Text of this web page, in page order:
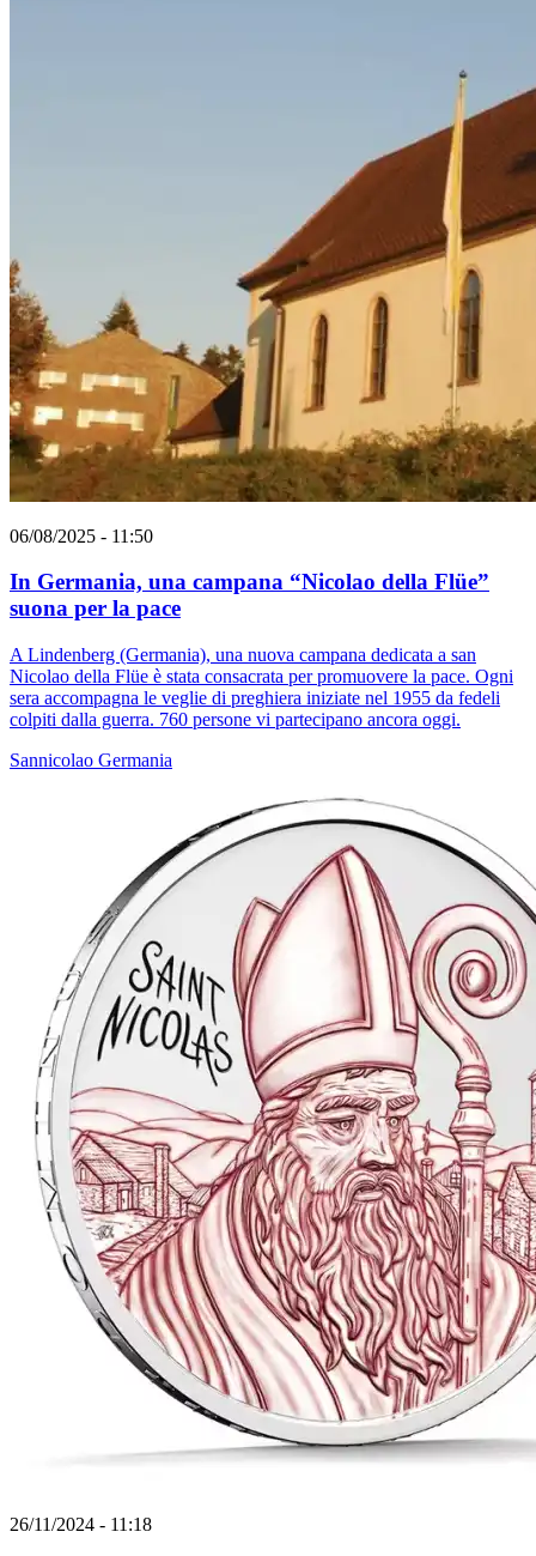
06/08/2025 - 11:50
In Germania, una campana “Nicolao della Flüe”
suona per la pace
A Lindenberg (Germania), una nuova campana dedicata a san
Nicolao della Flüe è stata consacrata per promuovere la pace. Ogni
sera accompagna le veglie di preghiera iniziate nel 1955 da fedeli
colpiti dalla guerra. 760 persone vi partecipano ancora oggi.
Sannicolao Germania
26/11/2024 - 11:18